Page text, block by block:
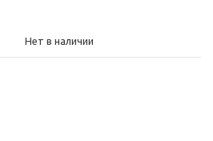
Нет в наличии